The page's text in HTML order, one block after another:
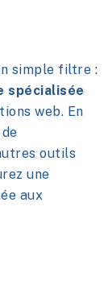
simple filtre :
spécialisée
web. En
outils
une
aux